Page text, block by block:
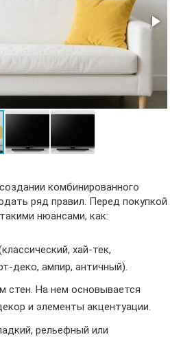
комбинированного
ряд правил. Перед покупкой
нюансами, как:
хай-тек,
деко, ампир, античный).
стен. На нем основывается
и элементы акцентуации.
рельефный или